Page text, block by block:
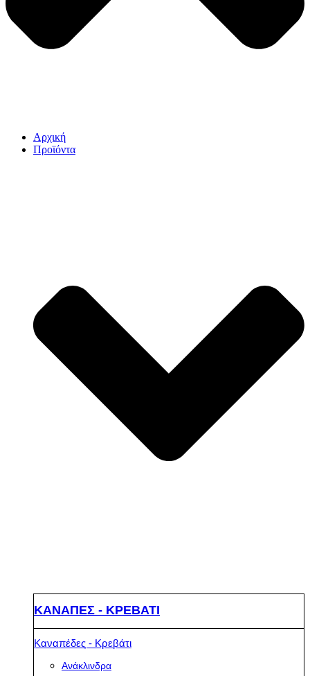
Αρχική
Προϊόντα
ΚΑΝΑΠΕΣ - ΚΡΕΒΑΤΙ
Καναπέδες - Κρεβάτι
Ανάκλινδρα